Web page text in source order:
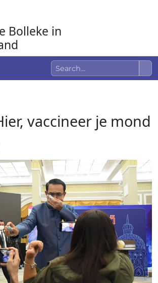
Bolleke in
vaccineer je mond